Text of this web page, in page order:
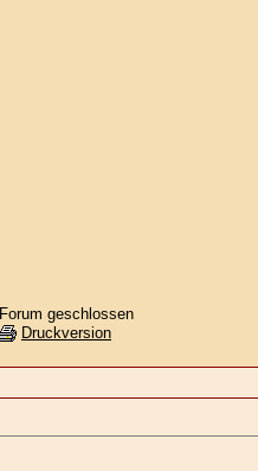
geschlossen
Druckversion